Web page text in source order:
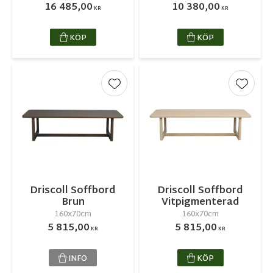
16 485,00KR
KÖP
10 380,00KR
KÖP
Driscoll Soffbord
Brun
160x70cm
5 815,00KR
Lägg till i favoriter
INFO
Driscoll Soffbord
Vitpigmenterad
160x70cm
5 815,00KR
Lägg
KÖP